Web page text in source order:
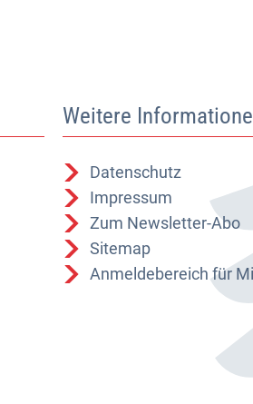
Weitere
Datenschutz
Impressum
Zum Newsletter-Abo
Sitemap
Anmeldebereich für